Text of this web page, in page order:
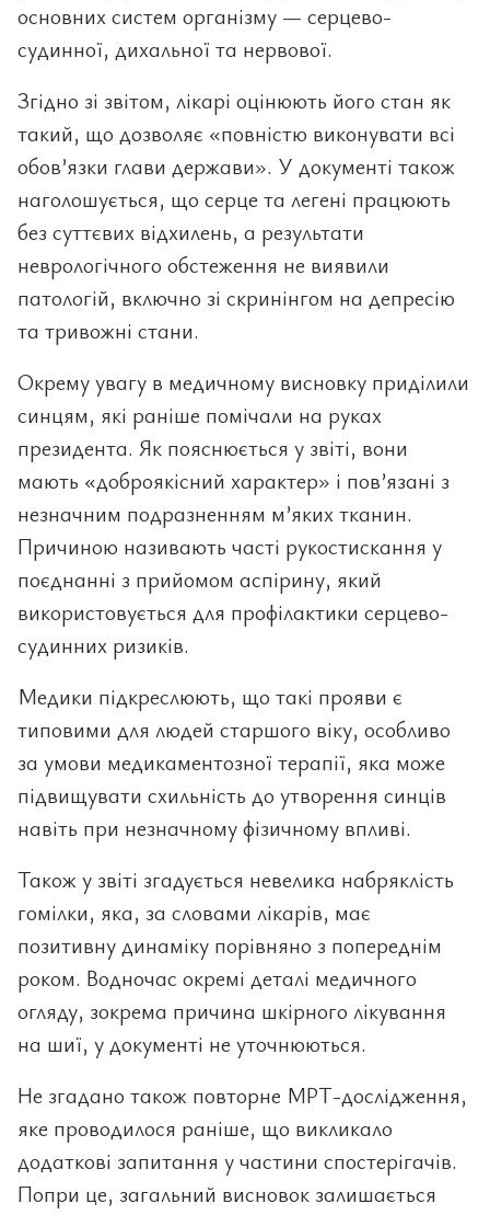
основних систем організму — серцево-
судинної, дихальної та нервової.
Згідно зі звітом, лікарі оцінюють його стан як
такий, що дозволяє «повністю виконувати всі
обов’язки глави держави». У документі також
наголошується, що серце та легені працюють
без суттєвих відхилень, а результати
неврологічного обстеження не виявили
патологій, включно зі скринінгом на депресію
та тривожні стани.
Окрему увагу в медичному висновку приділили
синцям, які раніше помічали на руках
президента. Як пояснюється у звіті, вони
мають «доброякісний характер» і пов’язані з
незначним подразненням м’яких тканин.
Причиною називають часті рукостискання у
поєднанні з прийомом аспірину, який
використовується для профілактики серцево-
судинних ризиків.
Медики підкреслюють, що такі прояви є
типовими для людей старшого віку, особливо
за умови медикаментозної терапії, яка може
підвищувати схильність до утворення синців
навіть при незначному фізичному впливі.
Також у звіті згадується невелика набряклість
гомілки, яка, за словами лікарів, має
позитивну динаміку порівняно з попереднім
роком. Водночас окремі деталі медичного
огляду, зокрема причина шкірного лікування
на шиї, у документі не уточнюються.
Не згадано також повторне МРТ-дослідження,
яке проводилося раніше, що викликало
додаткові запитання у частини спостерігачів.
Попри це, загальний висновок залишається